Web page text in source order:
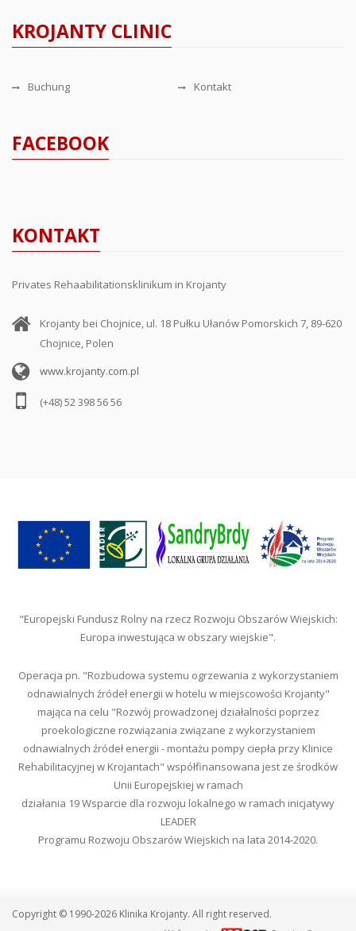
KROJANTY CLINIC
Buchung Kontakt
FACEBOOK
KONTAKT
Privates Rehaabilitationsklinikum in Krojanty
Krojanty bei Chojnice, ul. 18 Pułku Ułanów Pomorskich 7, 89-620
Chojnice, Polen
www.krojanty.com.pl
(+48) 52 398 56 56
"Europejski Fundusz Rolny na rzecz Rozwoju Obszarów Wiejskich:
Europa inwestująca w obszary wiejskie".
Operacja pn. "Rozbudowa systemu ogrzewania z wykorzystaniem
odnawialnych źródeł energii w hotelu w miejscowości Krojanty"
mająca na celu "Rozwój prowadzonej działalności poprzez
proekologiczne rozwiązania związane z wykorzystaniem
odnawialnych źródeł energii - montażu pompy ciepła przy Klinice
Rehabilitacyjnej w Krojantach" współfinansowana jest ze środków
Unii Europejskiej w ramach
działania 19 Wsparcie dla rozwoju lokalnego w ramach inicjatywy
LEADER
Programu Rozwoju Obszarów Wiejskich na lata 2014-2020.
Copyright © 1990-2026 Klinika Krojanty. All right reserved.